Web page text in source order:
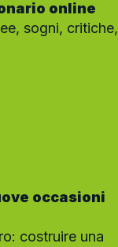
online
sogni, critiche,
occasioni
costruire una